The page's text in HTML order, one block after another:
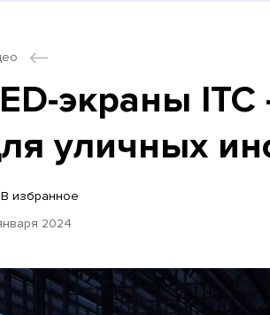
экраны
уличных
В избранное
2024